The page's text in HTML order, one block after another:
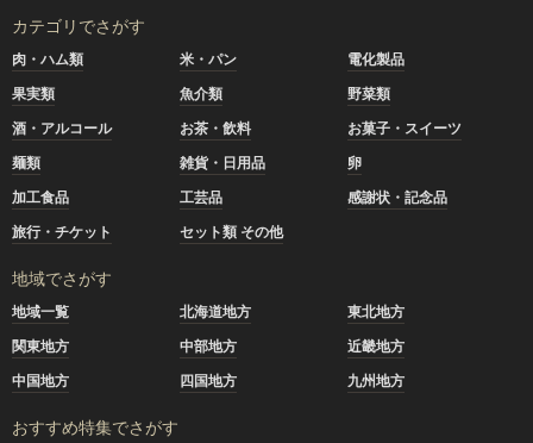
カテゴリでさがす
肉・ハム類 米・パン
電化製品
果実類
魚介類
野菜類
酒・アルコール
お茶・飲料
お菓子・スイーツ
麺類
雑貨・日用品
卵
加工食品
工芸品
感謝状・記念品
旅行・チケット
セット類 その他
地域でさがす
地域一覧 北海道地方
東北地方
関東地方
中部地方
近畿地方
中国地方
四国地方 九州地方
おすすめ特集でさがす